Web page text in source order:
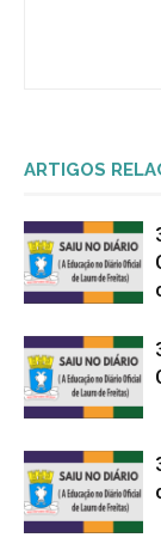
ARTIGOS